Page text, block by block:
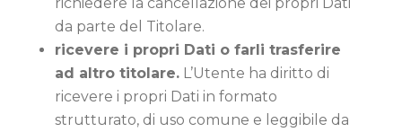
da parte del Titolare.
ricevere i propri Dati o farli trasferire
ad altro titolare.L’Utente ha diritto di
ricevere i propri Dati in formato
strutturato, di uso comune e leggibile da